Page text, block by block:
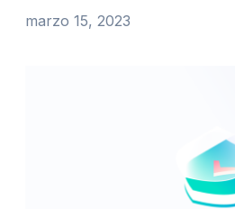
marzo 15, 2023